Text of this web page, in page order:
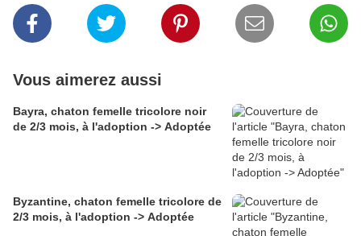
Vous aimerez aussi
Bayra, chaton femelle tricolore noir
de 2/3 mois, à l'adoption -> Adoptée
Byzantine, chaton femelle tricolore de
2/3 mois, à l'adoption -> Adoptée